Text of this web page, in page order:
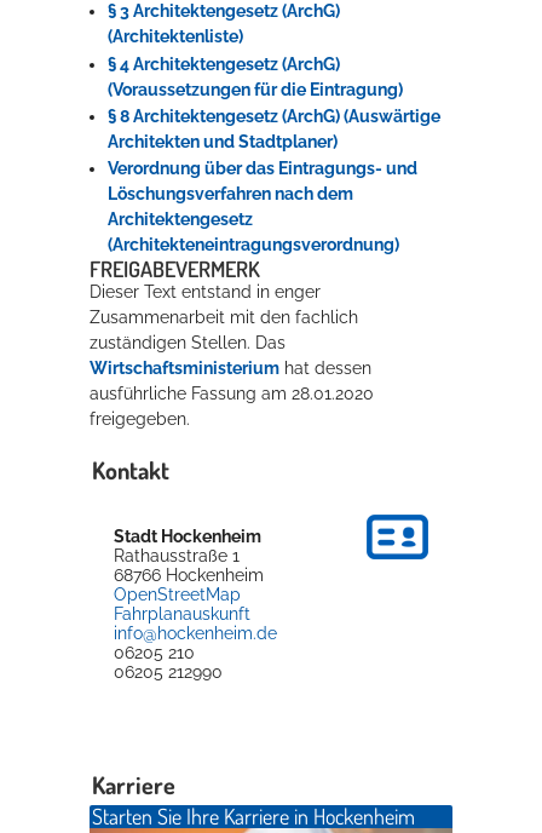
§ 3 Architektengesetz (ArchG)
(Architektenliste)
§ 4 Architektengesetz (ArchG)
(Voraussetzungen für die Eintragung)
§ 8 Architektengesetz (ArchG) (Auswärtige
Architekten und Stadtplaner)
Verordnung über das Eintragungs- und
Löschungsverfahren nach dem
Architektengesetz
(Architekteneintragungsverordnung)
FREIGABEVERMERK
Dieser Text entstand in enger
Zusammenarbeit mit den fachlich
zuständigen Stellen. Das
Wirtschaftsministerium hat dessen
ausführliche Fassung am 28.01.2020
freigegeben.
Kontakt
Stadt Hockenheim
Rathausstraße 1
68766 Hockenheim
OpenStreetMap
Fahrplanauskunft
info@hockenheim.de
06205 210
06205 212990
Karriere
Starten Sie Ihre Karriere in Hockenheim